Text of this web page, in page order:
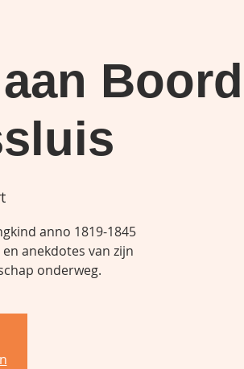
Boord
anno 1819-1845
anekdotes van zijn
onderweg.